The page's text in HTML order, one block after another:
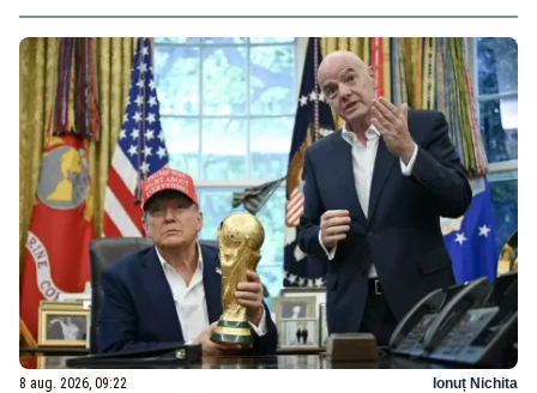
8 aug. 2026, 09:22 Ionuț Nichita